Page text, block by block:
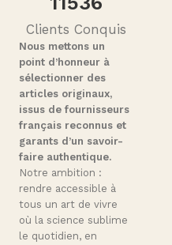
Clients Conquis
Nous mettons un
point d’honneur à
sélectionner des
articles originaux,
issus de fournisseurs
français reconnus et
garants d’un savoir-
faire authentique.
Notre ambition :
rendre accessible à
tous un art de vivre
où la science sublime
le quotidien, en